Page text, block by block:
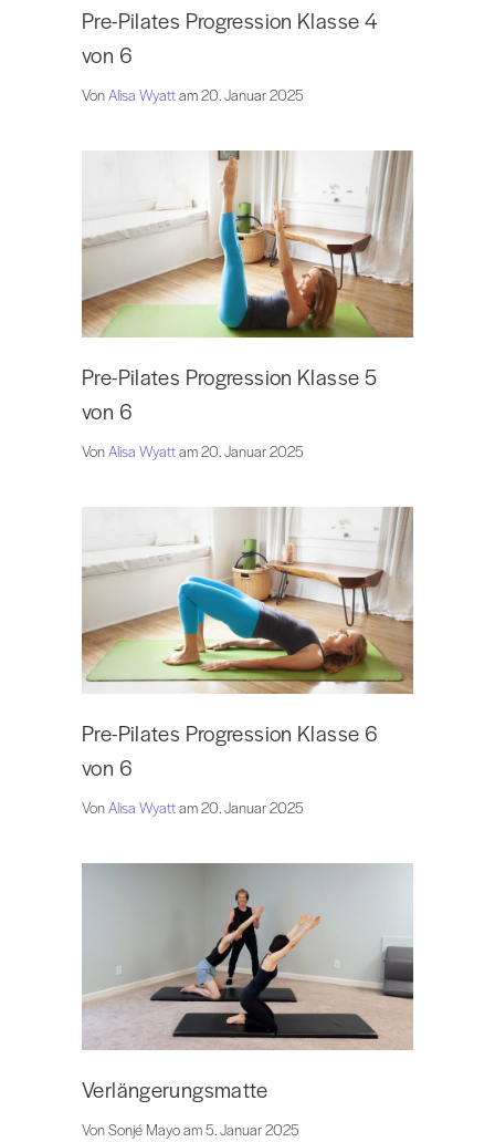
Pre-Pilates Progression Klasse 4
von 6
VonAlisa Wyattam 20. Januar 2025
Pre-Pilates Progression Klasse 5
von 6
VonAlisa Wyattam 20. Januar 2025
Pre-Pilates Progression Klasse 6
von 6
VonAlisa Wyattam 20. Januar 2025
Verlängerungsmatte
Von Sonjé Mayo am 5. Januar 2025